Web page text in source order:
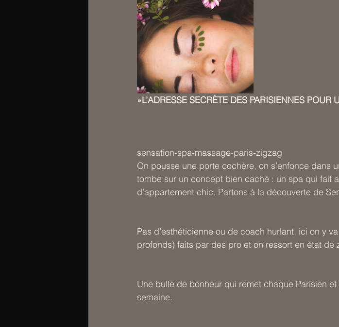
»L’ADRESSE SECRÈTE DES PARISIENNES POUR
sensation-spa-massage-paris-zigzag
On pousse une porte cochère, on s’enfonce dans
tombe sur un concept bien caché : un spa qui fait
d’appartement chic. Partons à la découverte de
Pas d’esthéticienne ou de coach hurlant, ici on y
profonds) faits par des pro et on ressort en état de
Une bulle de bonheur qui remet chaque Parisien
semaine.